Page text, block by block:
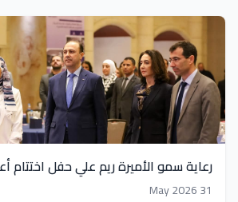
رعاية سمو الأميرة ريم علي حفل اختتام
31 May 2026